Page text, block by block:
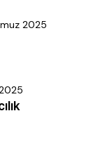
2025